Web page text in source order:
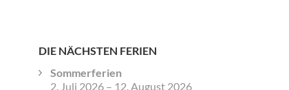
DIE NÄCHSTEN FERIEN
Sommerferien
2. Juli 2026 – 12. August 2026